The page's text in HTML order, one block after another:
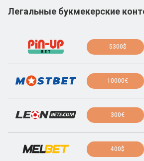
Легальные букмекерские
5300$
10000€
300€
400$